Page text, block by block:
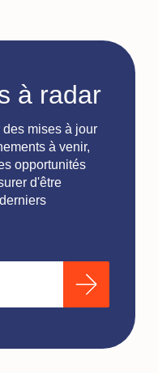
à radar
mises à jour
à venir,
opportunités
d'être